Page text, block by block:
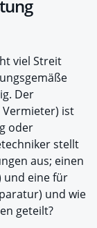
viel Streit
Der
ist
oder
stellt
aus; einen
und eine für
und wie
geteilt?